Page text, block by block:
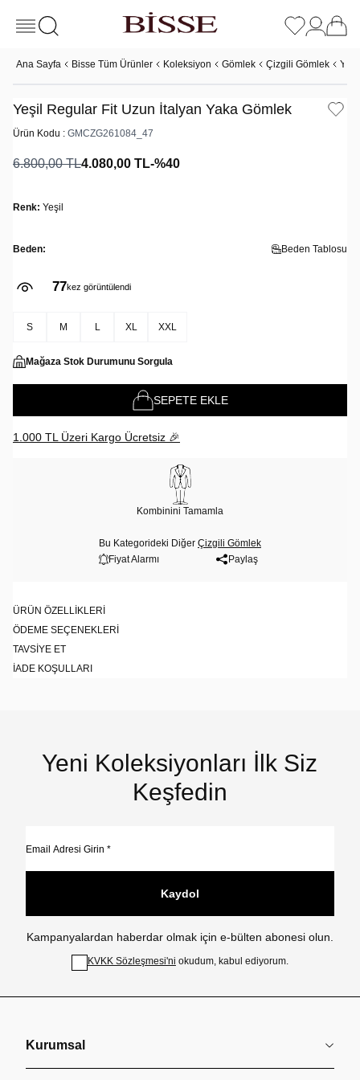
Ana Sayfa Bisse Tüm Ürünler Koleksiyon Gömlek Çizgili Gömlek
Yeşil Regular Fit Uzun İtalyan Yaka Gömlek
Ürün Kodu : GMCZG261084_47
6.800,00TL4.080,00 TL-%40
Renk: Yeşil
Beden: Beden Tablosu
77kez görüntülendi
S M L XL XXL
Mağaza Stok Durumunu Sorgula
SEPETE EKLE
1.000 TL Üzeri Kargo Ücretsiz 🎉
Kombinini Tamamla
Bu Kategorideki Diğer Çizgili Gömlek
Fiyat Alarmı
Paylaş
ÜRÜN ÖZELLIKLERI
ÖDEME SEÇENEKLERI
TAVSIYE ET
İADE KOŞULLARI
Yeni Koleksiyonları İlk Siz
Keşfedin
Kaydol
Kampanyalardan haberdar olmak için e-bülten abonesi olun.
KVKK Sözleşmesi'ni okudum, kabul ediyorum.
Kurumsal